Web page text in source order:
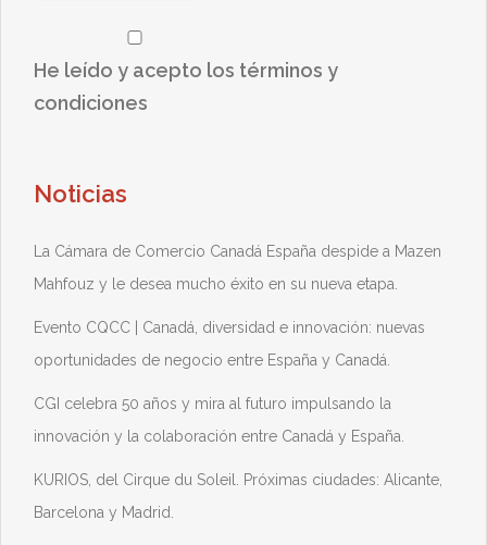
He leído y acepto los términos y
condiciones
Noticias
La Cámara de Comercio Canadá España despide a Mazen
Mahfouz y le desea mucho éxito en su nueva etapa.
Evento CQCC | Canadá, diversidad e innovación: nuevas
oportunidades de negocio entre España y Canadá.
CGI celebra 50 años y mira al futuro impulsando la
innovación y la colaboración entre Canadá y España.
KURIOS, del Cirque du Soleil. Próximas ciudades: Alicante,
Barcelona y Madrid.